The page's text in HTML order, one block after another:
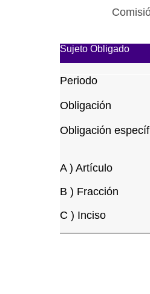
Sujeto Obligado
Periodo
Obligación
Obligación
A ) Artículo
B ) Fracción
C ) Inciso